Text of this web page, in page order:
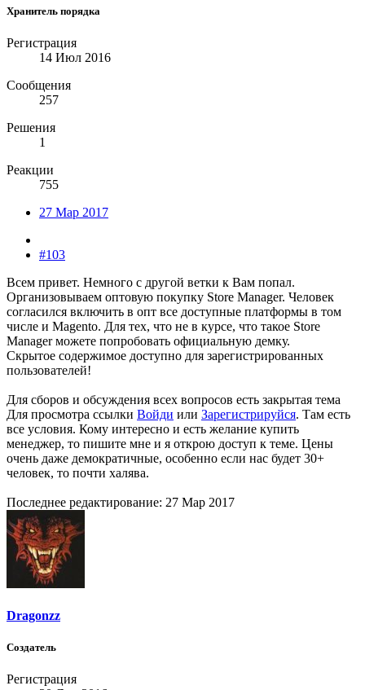
Хранитель порядка
Регистрация
14 Июл 2016
Сообщения
257
Решения
1
Реакции
755
27 Мар 2017
#103
Всем привет. Немного с другой ветки к Вам попал.
Организовываем оптовую покупку Store Manager. Человек
согласился включить в опт все доступные платформы в том
числе и Magento. Для тех, что не в курсе, что такое Store
Manager можете попробовать официальную демку.
Скрытое содержимое доступно для зарегистрированных
пользователей!
Для сборов и обсуждения всех вопросов есть закрытая тема
Для просмотра ссылки Войди или Зарегистрируйся. Там есть
все условия. Кому интересно и есть желание купить
менеджер, то пишите мне и я открою доступ к теме. Цены
очень даже демократичные, особенно если нас будет 30+
человек, то почти халява.
Последнее редактирование: 27 Мар 2017
Dragonzz
Создатель
Регистрация